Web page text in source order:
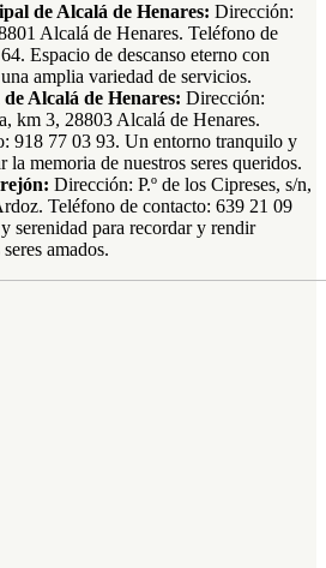
de Alcalá de Henares: Dirección:
Alcalá de Henares. Teléfono de
Espacio de descanso eterno con
amplia variedad de servicios.
Alcalá de Henares: Dirección:
km 3, 28803 Alcalá de Henares.
918 77 03 93. Un entorno tranquilo y
la memoria de nuestros seres queridos.
Dirección: P.º de los Cipreses, s/n,
Teléfono de contacto: 639 21 09
serenidad para recordar y rendir
amados.